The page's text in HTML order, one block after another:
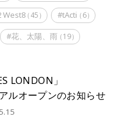
West8（45） #tActi（6）
#花、太陽、雨（19）
LONDON」
ルオープンのお知らせ